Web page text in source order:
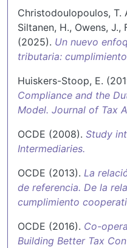
Christodoulopoulos, T.
Siltanen, H., Owens,
(2025). Un nuevo
tributaria:
Huiskers-Stoop, E.
Compliance and the
Model. Journal of Tax
OCDE (2008). Study
Intermediaries.
OCDE (2013). La
de referencia. De la
cumplimiento
OCDE (2016). Co-
Building Better Tax